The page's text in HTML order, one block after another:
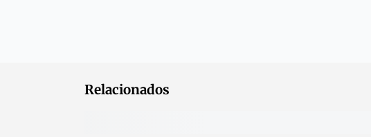
Relacionados